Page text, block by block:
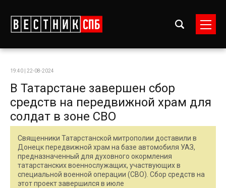
19:40 | 22-08-2024
В Татарстане завершен сбор
средств на передвижной храм для
солдат в зоне СВО
Священники Татарстанской митрополии доставили в
Донецк передвижной храм на базе автомобиля УАЗ,
предназначенный для духовного окормления
татарстанских военнослужащих, участвующих в
специальной военной операции (СВО). Сбор средств на
этот проект завершился в июле